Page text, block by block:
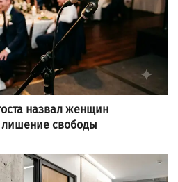
назвал женщин
лишение свободы